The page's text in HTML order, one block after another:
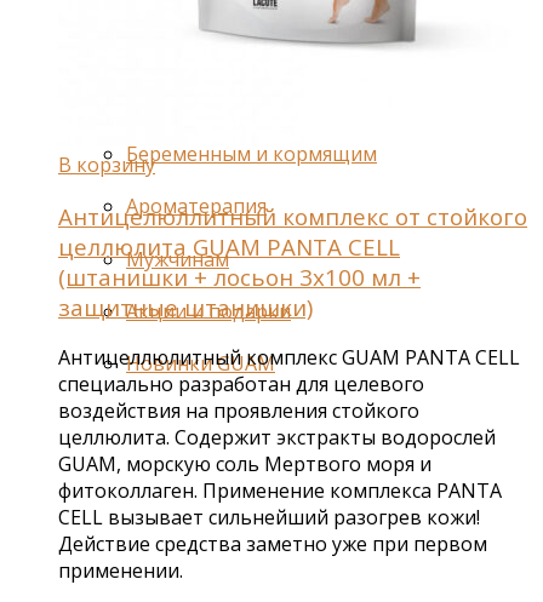
Шампуни
Специальные средства
Беременным и кормящим
Ароматерапия
Мужчинам
Акции и подарки
Новинки GUAM
В корзину
Антицелюллитный комплекс от стойкого
целлюлита GUAM PANTA CELL
(штанишки + лосьон 3х100 мл +
защитные штанишки)
Антицеллюлитный комплекс GUAM PANTA CELL
специально разработан для целевого
воздействия на проявления стойкого
целлюлита. Содержит экстракты водорослей
GUAM, морскую соль Мертвого моря и
фитоколлаген. Применение комплекса PANTA
CELL вызывает сильнейший разогрев кожи!
Действие средства заметно уже при первом
применении.